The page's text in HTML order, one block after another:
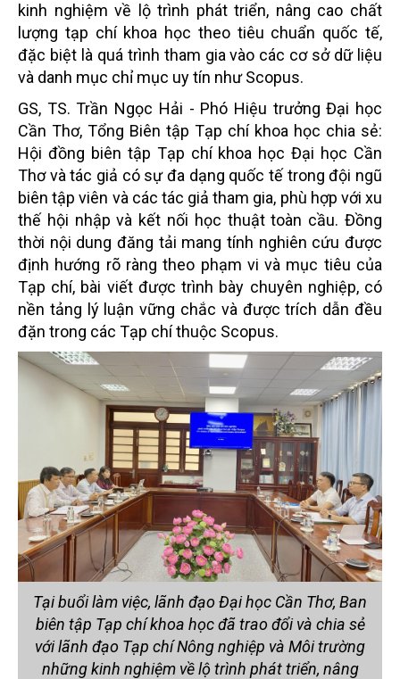
kinh nghiệm về lộ trình phát triển, nâng cao chất
lượng tạp chí khoa học theo tiêu chuẩn quốc tế,
đặc biệt là quá trình tham gia vào các cơ sở dữ liệu
và danh mục chỉ mục uy tín như Scopus.
GS, TS. Trần Ngọc Hải - Phó Hiệu trưởng Đại học
Cần Thơ, Tổng Biên tập Tạp chí khoa học chia sẻ:
Hội đồng biên tập Tạp chí khoa học Đại học Cần
Thơ và tác giả có sự đa dạng quốc tế trong đội ngũ
biên tập viên và các tác giả tham gia, phù hợp với xu
thế hội nhập và kết nối học thuật toàn cầu. Đồng
thời nội dung đăng tải mang tính nghiên cứu được
định hướng rõ ràng theo phạm vi và mục tiêu của
Tạp chí, bài viết được trình bày chuyên nghiệp, có
nền tảng lý luận vững chắc và được trích dẫn đều
đặn trong các Tạp chí thuộc Scopus.
Tại buổi làm việc, lãnh đạo Đại học Cần Thơ, Ban
biên tập Tạp chí khoa học đã trao đổi và chia sẻ
với lãnh đạo Tạp chí Nông nghiệp và Môi trường
những kinh nghiệm về lộ trình phát triển, nâng